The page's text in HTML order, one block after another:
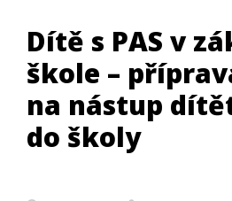
Dítě s PAS v
škole –
na nástup
do školy